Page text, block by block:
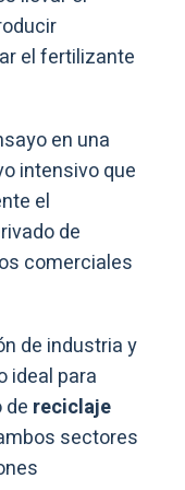
el fertilizante
en una
intensivo que
el
de
comerciales
de industria y
ideal para
de reciclaje
sectores